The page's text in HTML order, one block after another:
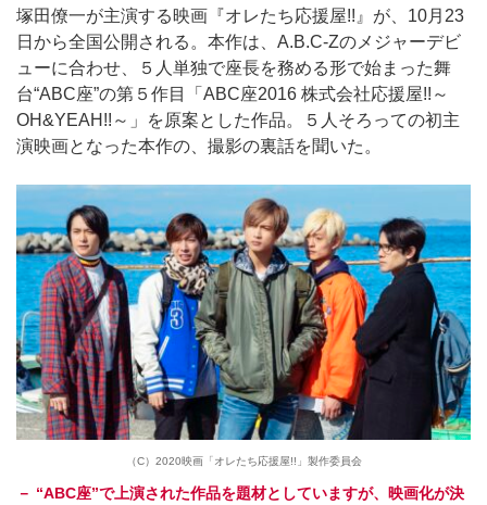
塚田僚一が主演する映画『オレたち応援屋!!』が、10月23
日から全国公開される。本作は、A.B.C-Zのメジャーデビ
ューに合わせ、５人単独で座長を務める形で始まった舞
台“ABC座”の第５作目「ABC座2016 株式会社応援屋!!～
OH&YEAH!!～」を原案とした作品。５人そろっての初主
演映画となった本作の、撮影の裏話を聞いた。
（C）2020映画「オレたち応援屋!!」製作委員会
－ “ABC座”で上演された作品を題材としていますが、映画化が決